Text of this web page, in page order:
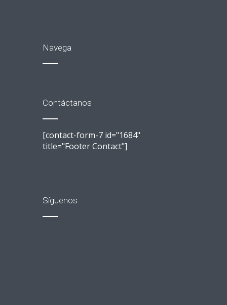
Navega
Contáctanos
[contact-form-7 id="1684"
title="Footer Contact"]
Síguenos